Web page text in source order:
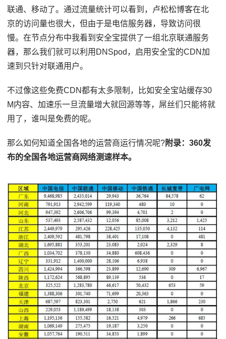
联通、移动了。通过流量统计可以看到，卢松松博客在北
京的访问量也很大，但由于是电信服务器，导致访问很
慢。在节点分布中我看到安全宝提供了一组北京联通服务
器，那么我们就可以利用DNSpod，启用安全宝的CDN加
速到只针对联通用户。
不过像这些免费CDN都有太多限制，比如安全宝站缓存30
M内容、加速乐一旦流量增大就回源等等，屌丝们只能将就
用了，谁叫是免费的呢。
那么如何知道全国各地的运营商运行情况呢?附录：360发
布的全国各地运营商网络测速样本。